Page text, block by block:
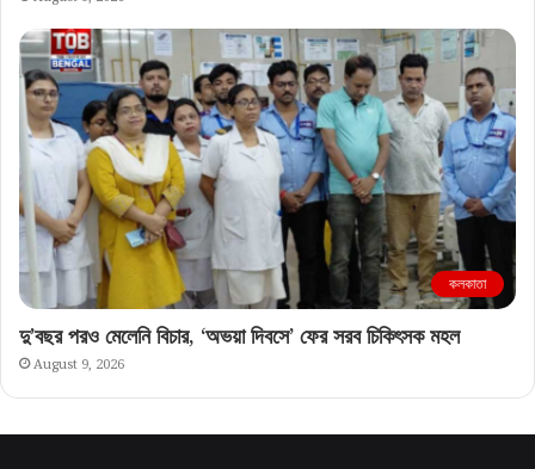
কলকাতা
দু’বছর পরও মেলেনি বিচার, ‘অভয়া দিবসে’ ফের সরব চিকিৎসক মহল
August 9, 2026